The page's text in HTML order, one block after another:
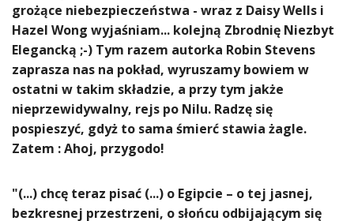
grożące niebezpieczeństwa - wraz z Daisy Wells i
Hazel Wong wyjaśniam... kolejną Zbrodnię Niezbyt
Elegancką ;-) Tym razem autorka Robin Stevens
zaprasza nas na pokład, wyruszamy bowiem w
ostatni w takim składzie, a przy tym jakże
nieprzewidywalny, rejs po Nilu. Radzę się
pospieszyć, gdyż to sama śmierć stawia żagle.
Zatem : Ahoj, przygodo!
"(...) chcę teraz pisać (...) o Egipcie – o tej jasnej,
bezkresnej przestrzeni, o słońcu odbijającym się